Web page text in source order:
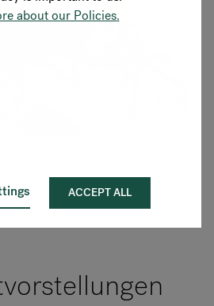
about our Policies.
ACCEPT ALL